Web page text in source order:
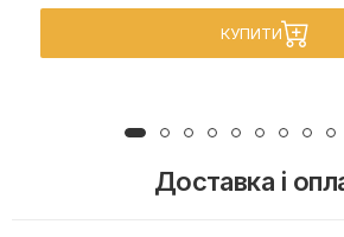
КУПИТИ
Доставка і